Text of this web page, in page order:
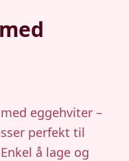
eggehviter –
perfekt til
å lage og